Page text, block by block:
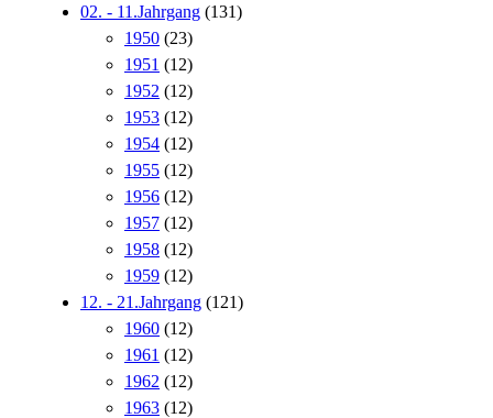
02. - 11.Jahrgang (131)
1950 (23)
1951 (12)
1952 (12)
1953 (12)
1954 (12)
1955 (12)
1956 (12)
1957 (12)
1958 (12)
1959 (12)
12. - 21.Jahrgang (121)
1960 (12)
1961 (12)
1962 (12)
1963 (12)